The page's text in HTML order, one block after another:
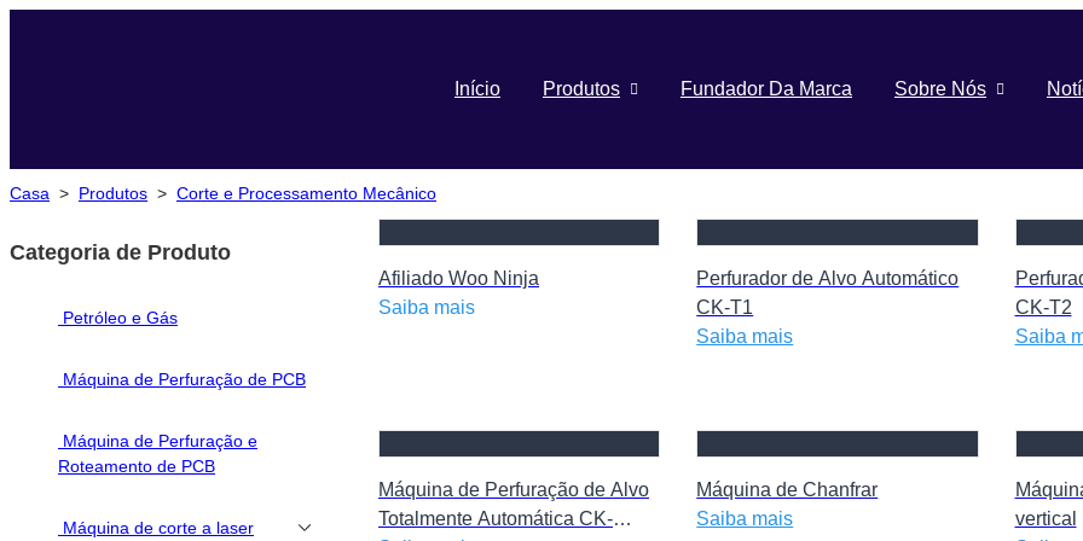
Início Produtos Fundador Da Marca Sobre Nós
Casa > Produtos > Corte e Processamento Mecânico
Categoria de Produto
Petróleo e Gás
Máquina de Perfuração de PCB
Máquina de Perfuração e
Roteamento de PCB
Máquina de corte a laser
Afiliado Woo Ninja
Saiba mais
Perfurador de Alvo Automático
CK-T1
Saiba mais
CK-T2
Saiba
Máquina de Perfuração de Alvo
Totalmente Automática CK-
Máquina de Chanfrar
Saiba mais
vertical